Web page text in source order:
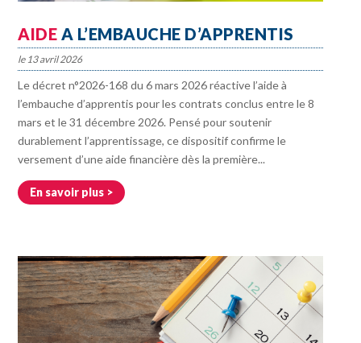
AIDE A L’EMBAUCHE D’APPRENTIS
13 avril 2026
Le décret n°2026-168 du 6 mars 2026 réactive l’aide à
l’embauche d’apprentis pour les contrats conclus entre le 8
mars et le 31 décembre 2026. Pensé pour soutenir
durablement l’apprentissage, ce dispositif confirme le
versement d’une aide financière dès la première...
En savoir plus